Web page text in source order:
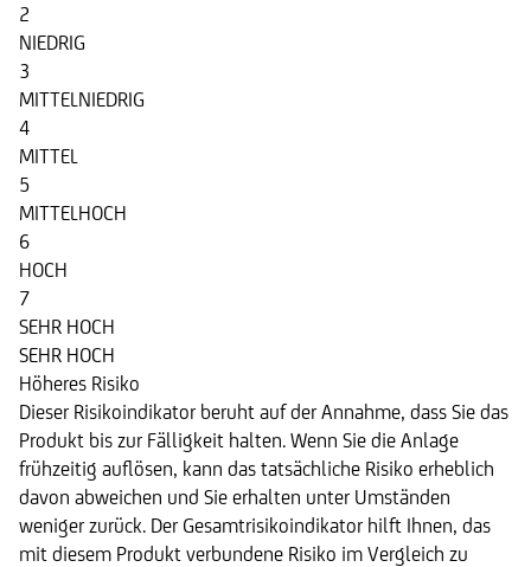
2
NIEDRIG
3
MITTELNIEDRIG
4
MITTEL
5
MITTELHOCH
6
HOCH
7
SEHR HOCH
SEHR HOCH
Höheres Risiko
Dieser Risikoindikator beruht auf der Annahme, dass Sie das
Produkt bis zur Fälligkeit halten. Wenn Sie die Anlage
frühzeitig auflösen, kann das tatsächliche Risiko erheblich
davon abweichen und Sie erhalten unter Umständen
weniger zurück. Der Gesamtrisikoindikator hilft Ihnen, das
mit diesem Produkt verbundene Risiko im Vergleich zu